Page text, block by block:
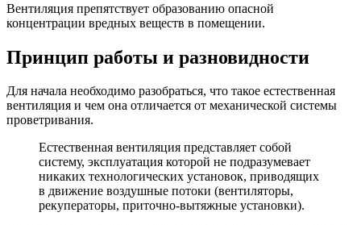
Вентиляция препятствует образованию опасной
концентрации вредных веществ в помещении.
Принцип работы и разновидности
Для начала необходимо разобраться, что такое естественная
вентиляция и чем она отличается от механической системы
проветривания.
Естественная вентиляция представляет собой
систему, эксплуатация которой не подразумевает
никаких технологических установок, приводящих
в движение воздушные потоки (вентиляторы,
рекуператоры, приточно-вытяжные установки).